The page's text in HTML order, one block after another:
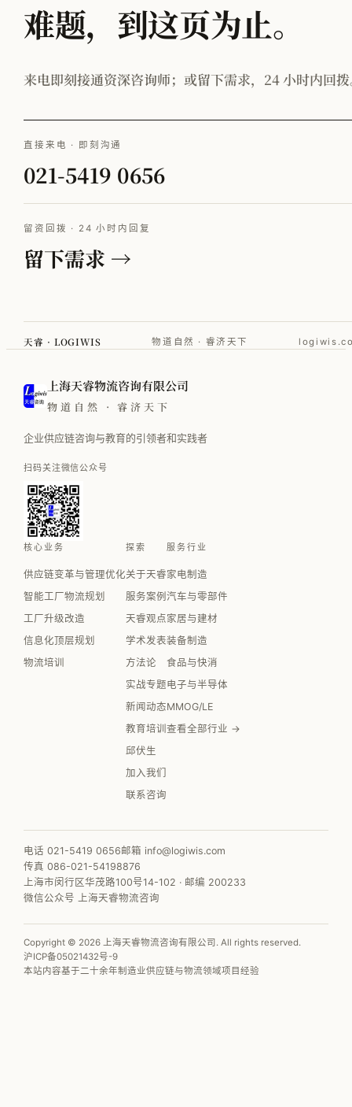
难题，到这页为止。
来电即刻接通资深咨询师；或留下需求，24 小时内回
直接来电 · 即刻沟通
021-5419 0656
留资回拨 · 24 小时内回复
留下需求 →
天睿 · LOGIWIS 物道自然 · 睿济天下
上海天睿物流咨询有限公司
物道自然 · 睿济天下
企业供应链咨询与教育的引领者和实践者
扫码关注微信公众号
核心业务
供应链变革与管理优化
智能工厂物流规划
工厂升级改造
信息化顶层规划
物流培训
探索
关于天睿
服务案例
天睿观点
学术发表
方法论
实战专题
新闻动态
教育培训
邱伏生
加入我们
联系咨询
服务行业
家电制造
汽车与零部件
家居与建材
装备制造
食品与快消
电子与半导体
MMOG/LE
查看全部行业 →
电话 021-5419 0656邮箱 info@logiwis.com
传真 086-021-54198876
上海市闵行区华茂路100号14-102 · 邮编 200233
微信公众号 上海天睿物流咨询
Copyright © 2026 上海天睿物流咨询有限公司. All rights reserved.
沪ICP备05021432号-9
本站内容基于二十余年制造业供应链与物流领域项目经验